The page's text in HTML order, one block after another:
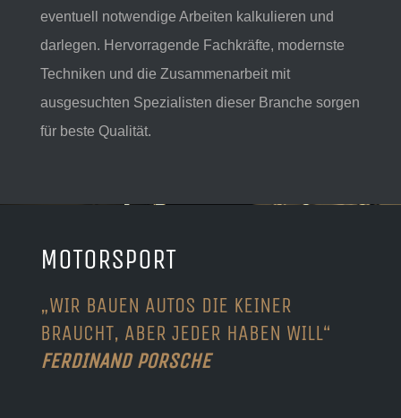
eventuell notwendige Arbeiten kalkulieren und
darlegen. Hervorragende Fachkräfte, modernste
Techniken und die Zusammenarbeit mit
ausgesuchten Spezialisten dieser Branche sorgen
für beste Qualität.
MOTORSPORT
„WIR BAUEN AUTOS DIE KEINER
BRAUCHT, ABER JEDER HABEN WILL“
FERDINAND PORSCHE